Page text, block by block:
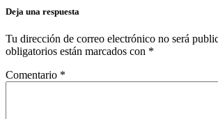
Deja una respuesta
Tu dirección de correo electrónico no será
obligatorios están marcados con *
Comentario *